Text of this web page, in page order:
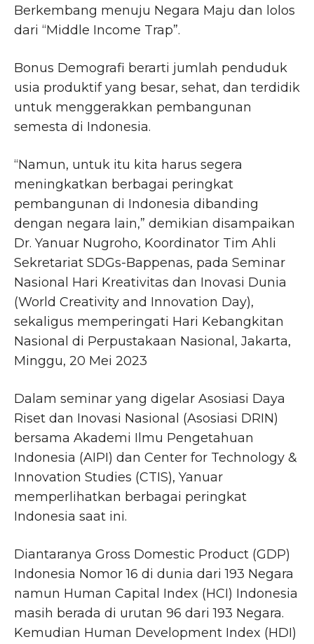
Berkembang menuju Negara Maju dan lolos
dari “Middle Income Trap”.
Bonus Demografi berarti jumlah penduduk
usia produktif yang besar, sehat, dan terdidik
untuk menggerakkan pembangunan
semesta di Indonesia.
“Namun, untuk itu kita harus segera
meningkatkan berbagai peringkat
pembangunan di Indonesia dibanding
dengan negara lain,” demikian disampaikan
Dr. Yanuar Nugroho, Koordinator Tim Ahli
Sekretariat SDGs-Bappenas, pada Seminar
Nasional Hari Kreativitas dan Inovasi Dunia
(World Creativity and Innovation Day),
sekaligus memperingati Hari Kebangkitan
Nasional di Perpustakaan Nasional, Jakarta,
Minggu, 20 Mei 2023
Dalam seminar yang digelar Asosiasi Daya
Riset dan Inovasi Nasional (Asosiasi DRIN)
bersama Akademi Ilmu Pengetahuan
Indonesia (AIPI) dan Center for Technology &
Innovation Studies (CTIS), Yanuar
memperlihatkan berbagai peringkat
Indonesia saat ini.
Diantaranya Gross Domestic Product (GDP)
Indonesia Nomor 16 di dunia dari 193 Negara
namun Human Capital Index (HCI) Indonesia
masih berada di urutan 96 dari 193 Negara.
Kemudian Human Development Index (HDI)